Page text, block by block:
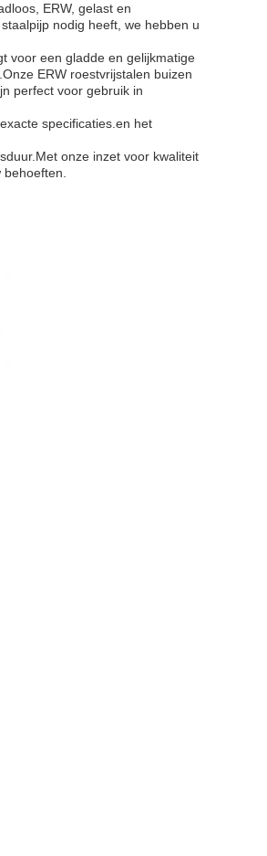
ERW, gelast en
nodig heeft, we hebben u
voor een gladde en gelijkmatige
ERW roestvrijstalen buizen
perfect voor gebruik in
specificaties.en het
onze inzet voor kwaliteit